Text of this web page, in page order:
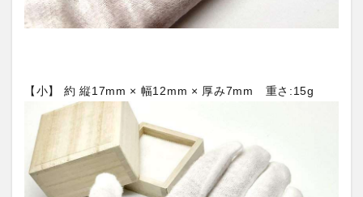
【小】 約 縦17mm × 幅12mm × 厚み7mm 重さ:15g